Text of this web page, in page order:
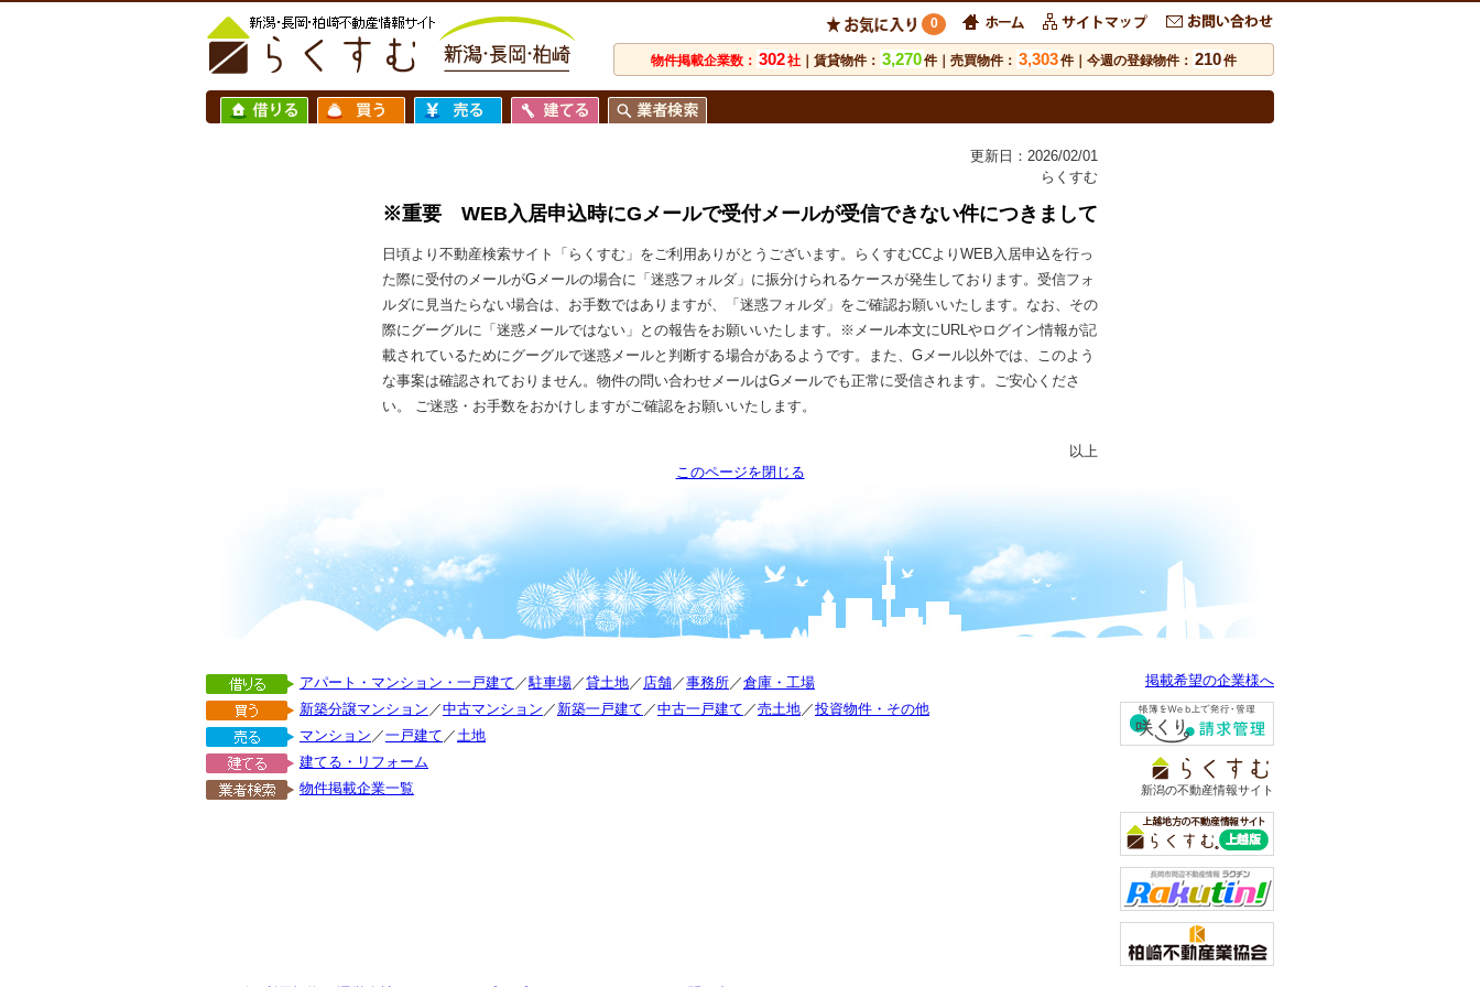
0
物件掲載企業数： 302社 ｜賃貸物件： 3,270件｜売買物件： 3,303件｜今週の登録物件： 210件
更新日：2026/02/01
らくすむ
※重要 WEB入居申込時にGメールで受付メールが受信できない件につきまして
日頃より不動産検索サイト「らくすむ」をご利用ありがとうございます。らくすむCCよりWEB入居申込を行っ
た際に受付のメールがGメールの場合に「迷惑フォルダ」に振分けられるケースが発生しております。受信フォ
ルダに見当たらない場合は、お手数ではありますが、「迷惑フォルダ」をご確認お願いいたします。なお、その
際にグーグルに「迷惑メールではない」との報告をお願いいたします。※メール本文にURLやログイン情報が記
載されているためにグーグルで迷惑メールと判断する場合があるようです。また、Gメール以外では、このよう
な事案は確認されておりません。物件の問い合わせメールはGメールでも正常に受信されます。ご安心くださ
い。 ご迷惑・お手数をおかけしますがご確認をお願いいたします。
以上
このページを閉じる
アパート・マンション・一戸建て ／駐車場／貸土地／ 店舗／事務所／倉庫・工場
新築分譲マンション ／中古マンション ／ 新築一戸建て ／中古一戸建て ／売土地／投資物件・その他
マンション ／一戸建て ／土地
建てる・リフォーム
物件掲載企業一覧
掲載希望の企業様へ
新潟の不動産情報サイト